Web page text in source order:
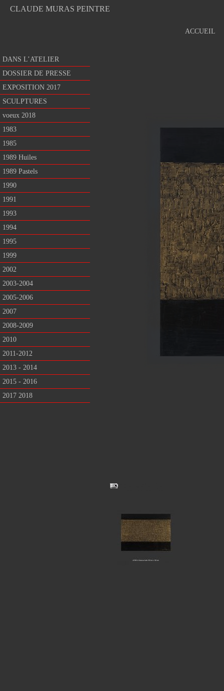
CLAUDE MURAS PEINTRE
ACCUEIL
DANS L’ATELIER
DOSSIER DE PRESSE
EXPOSITION 2017
SCULPTURES
voeux 2018
1983
1985
1989 Huiles
1989 Pastels
1990
1991
1993
1994
1995
1999
2002
2003-2004
2005-2006
2007
2008-2009
2010
2011-2012
2013 - 2014
2015 - 2016
2017 2018